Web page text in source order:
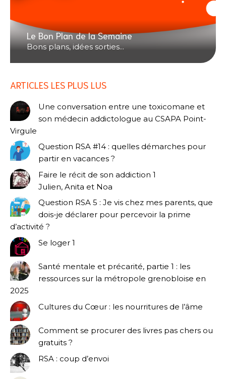
Le Bon Plan de la Semaine
Bons plans, idées sorties...
ARTICLES LES PLUS LUS
Une conversation entre une toxicomane et
son médecin addictologue au CSAPA Point-
Virgule
Question RSA #14 : quelles démarches pour
partir en vacances ?
Faire le récit de son addiction 1
Julien, Anita et Noa
Question RSA 5 : Je vis chez mes parents, que
dois-je déclarer pour percevoir la prime
d’activité ?
Se loger 1
Santé mentale et précarité, partie 1 : les
ressources sur la métropole grenobloise en
2025
Cultures du Cœur : les nourritures de l’âme
Comment se procurer des livres pas chers ou
gratuits ?
RSA : coup d’envoi